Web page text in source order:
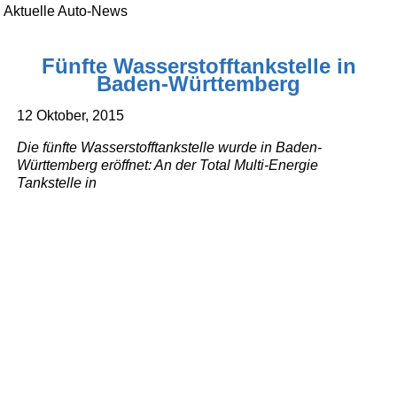
Aktuelle Auto-News
Fünfte Wasserstofftankstelle in
Baden-Württemberg
12 Oktober, 2015
Die fünfte Wasserstofftankstelle wurde in Baden-
Württemberg eröffnet: An der Total Multi-Energie
Tankstelle in